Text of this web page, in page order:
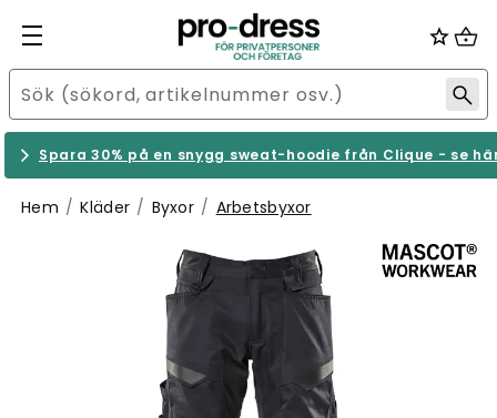
Spara 30% på en snygg sweat-hoodie från Clique - se
Hem Kläder Byxor Arbetsbyxor